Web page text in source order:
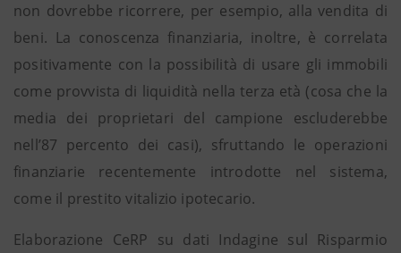
non dovrebbe ricorrere, per esempio, alla vendita di
beni. La conoscenza finanziaria, inoltre, è correlata
positivamente con la possibilità di usare gli immobili
come provvista di liquidità nella terza età (cosa che la
media dei proprietari del campione escluderebbe
nell’87 percento dei casi), sfruttando le operazioni
finanziarie recentemente introdotte nel sistema,
come il prestito vitalizio ipotecario.
Elaborazione CeRP su dati Indagine sul Risparmio